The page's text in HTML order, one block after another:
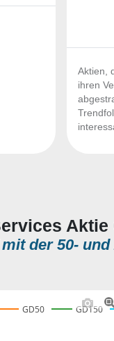
Aktien,
ihren
Aktie
der 50- und
GD50 GD150